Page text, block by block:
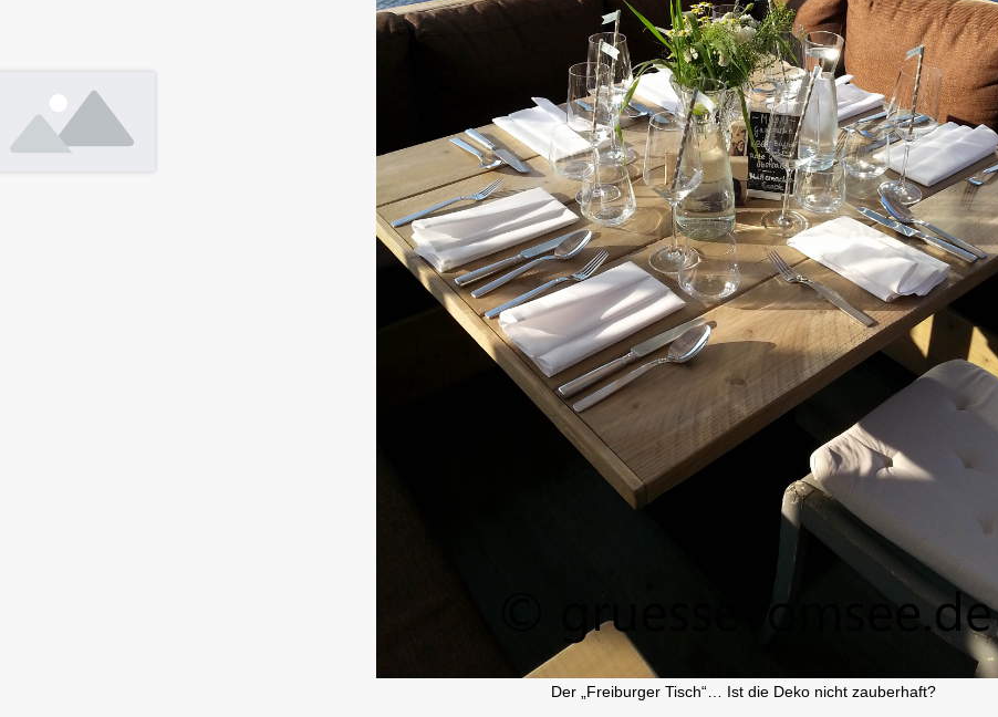
Der „Freiburger Tisch“… Ist die Deko nicht zauberhaft?